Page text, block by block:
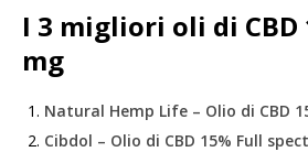
I 3 migliori oli di CBD
mg
Natural Hemp Life – Olio di CBD
Cibdol – Olio di CBD 15% Full